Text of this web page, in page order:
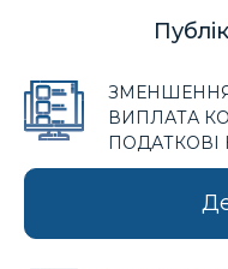
ЗМЕНШЕННЯ
ВИПЛАТА
ПОДАТКОВІ